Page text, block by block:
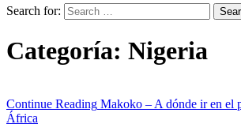
Search for:
Categoría: Nigeria
Continue Reading Makoko – A dónde ir en el
África